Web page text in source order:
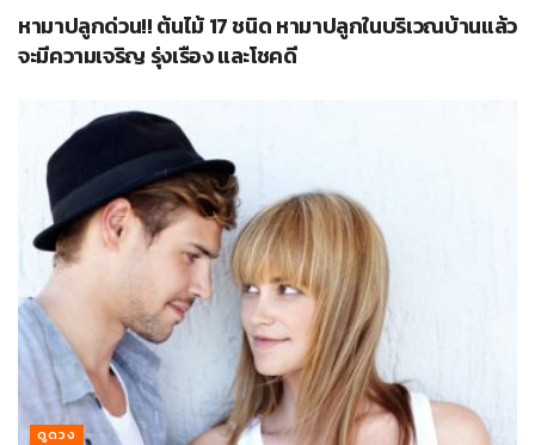
หามาปลูกด่วน!! ต้นไม้ 17 ชนิด หามาปลูกในบริเวณบ้านแล้ว
จะมีความเจริญ รุ่งเรือง และโชคดี
ดูดวง